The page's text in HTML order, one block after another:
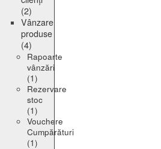
(2)
Vânzare
produse
(4)
Rapoarte
vânzări
(1)
Rezervare
stoc
(1)
Vouchere
Cumpărături
(1)